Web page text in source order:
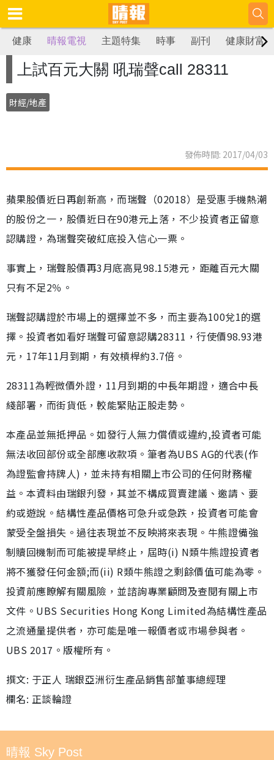
健康 晴報電視 主題特集 時事 副刊 健康財富
上試百元大關 吼瑞聲call 28311
財經/地產
發佈時間: 2017/04/03
蘋果股價近日再創新高，而瑞聲（02018）是受惠手機熱潮
的股份之一，股價近日在90港元上落，不少投資者正留意
認購證，為瑞聲突破紅底投入信心一票。
事實上，瑞聲股價再3月底高見98.15港元，距離百元大關
只有不足2％。
瑞聲認購證於市場上的選擇並不多，而主要為100兌1的選
擇。投資者如看好瑞聲可留意認購28311，行使價98.93港
元，17年11月到期，有效槓桿約3.7倍。
28311為輕微價外證，11月到期的中長年期證，適合中長
綫部署，而街貨低，較能緊貼正股走勢。
本產品並無抵押品。如發行人無力償債或違約,投資者可能
無法收回部份或全部應收款項。筆者為UBS AG的代表(作
為證監會持牌人)，並未持有相關上市公司的任何財務權
益。本資料由瑞銀刋發，其並不構成買賣建議、邀請、要
約或遊說。結構性產品價格可急升或急跌，投資者可能會
蒙受全盤損失。過往表現並不反映將來表現。牛熊證備強
制贖回機制而可能被提早終止，屆時(i) N類牛熊證投資者
將不獲發任何金額;而(ii) R類牛熊證之剩餘價值可能為零。
投資前應瞭解有關風險，並諮詢專業顧問及查閱有關上市
文件。UBS Securities Hong Kong Limited為結構性產品
之流通量提供者，亦可能是唯一報價者或巿場參與者。
UBS 2017。版權所有。
撰文: 于正人 瑞銀亞洲衍生產品銷售部董事總經理
欄名: 正談輪證
晴報 Sky Post